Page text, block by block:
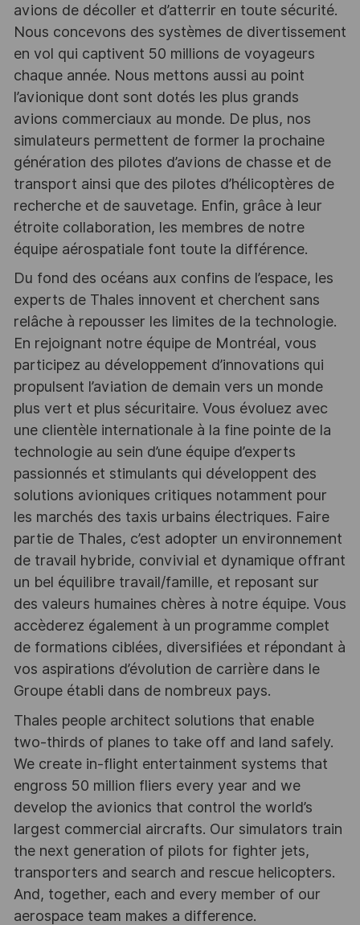
avions de décoller et d’atterrir en toute sécurité.
Nous concevons des systèmes de divertissement
en vol qui captivent 50 millions de voyageurs
chaque année. Nous mettons aussi au point
l’avionique dont sont dotés les plus grands
avions commerciaux au monde. De plus, nos
simulateurs permettent de former la prochaine
génération des pilotes d’avions de chasse et de
transport ainsi que des pilotes d’hélicoptères de
recherche et de sauvetage. Enfin, grâce à leur
étroite collaboration, les membres de notre
équipe aérospatiale font toute la différence.
Du fond des océans aux confins de l’espace, les
experts de Thales innovent et cherchent sans
relâche à repousser les limites de la technologie.
En rejoignant notre équipe de Montréal, vous
participez au développement d’innovations qui
propulsent l’aviation de demain vers un monde
plus vert et plus sécuritaire. Vous évoluez avec
une clientèle internationale à la fine pointe de la
technologie au sein d’une équipe d’experts
passionnés et stimulants qui développent des
solutions avioniques critiques notamment pour
les marchés des taxis urbains électriques. Faire
partie de Thales, c’est adopter un environnement
de travail hybride, convivial et dynamique offrant
un bel équilibre travail/famille, et reposant sur
des valeurs humaines chères à notre équipe. Vous
accèderez également à un programme complet
de formations ciblées, diversifiées et répondant à
vos aspirations d’évolution de carrière dans le
Groupe établi dans de nombreux pays.
Thales people architect solutions that enable
two-thirds of planes to take off and land safely.
We create in-flight entertainment systems that
engross 50 million fliers every year and we
develop the avionics that control the world’s
largest commercial aircrafts. Our simulators train
the next generation of pilots for fighter jets,
transporters and search and rescue helicopters.
And, together, each and every member of our
aerospace team makes a difference.